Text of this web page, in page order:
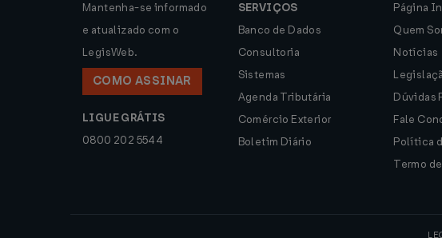
Mantenha-se informado
e atualizado com o
LegisWeb.
COMO ASSINAR
LIGUE GRÁTIS
0800 202 5544
SERVIÇOS
Banco de Dados
Consultoria
Sistemas
Agenda Tributária
Comércio Exterior
Boletim Diário
Página
Quem
Notícias
Dúvidas
Fale
Política
Termo